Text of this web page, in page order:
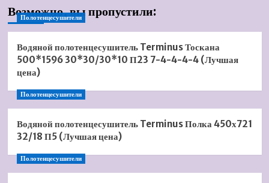
Возможно, вы пропустили:
Полотенцесушители
Водяной полотенцесушитель Terminus Тоскана
500*1596 30*30/30*10 П23 7-4-4-4-4 (Лучшая
цена)
Полотенцесушители
Водяной полотенцесушитель Terminus Полка 450х721
32/18 П5 (Лучшая цена)
Полотенцесушители